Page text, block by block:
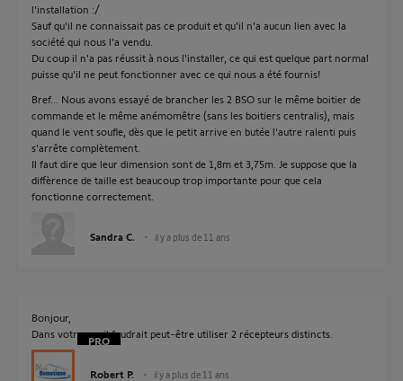
l'installation :/
Sauf qu'il ne connaissait pas ce produit et qu'il n'a aucun lien avec la
société qui nous l'a vendu.
Du coup il n'a pas réussit à nous l'installer, ce qui est quelque part normal
puisse qu'il ne peut fonctionner avec ce qui nous a été fournis!
Bref... Nous avons essayé de brancher les 2 BSO sur le même boitier de
commande et le même anémomêtre (sans les boitiers centralis), mais
quand le vent soufle, dès que le petit arrive en butée l'autre ralenti puis
s'arrête complètement.
Il faut dire que leur dimension sont de 1,8m et 3,75m. Je suppose que la
diffèrence de taille est beaucoup trop importante pour que cela
fonctionne correctement.
Sandra C. il y a plus de 11 ans
Bonjour,
Dans votre cas il faudrait peut-être utiliser 2 récepteurs distincts.
Robert P. il y a plus de 11 ans